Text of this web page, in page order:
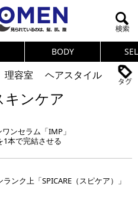
BODY
理容室
ヘアスタイル
連載
UP 筋肉
調査結果
キンケア
ンセラム「IMP」
1本で完結させる
ンク上「SPICARE（スピケア）」